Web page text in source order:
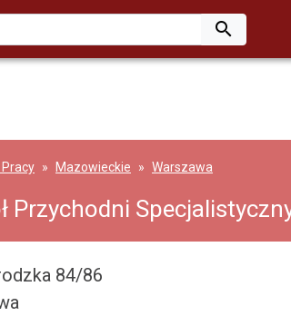

Mazowieckie Warszawa
Przychodni
84/86